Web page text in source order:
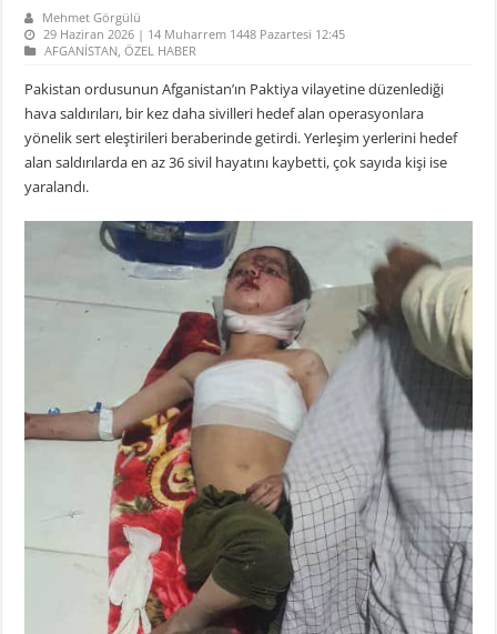
Mehmet Görgülü
29 Haziran 2026 | 14 Muharrem 1448 Pazartesi 12:45
AFGANİSTAN,ÖZEL HABER
Pakistan ordusunun Afganistan’ın Paktiya vilayetine düzenlediği
hava saldırıları, bir kez daha sivilleri hedef alan operasyonlara
yönelik sert eleştirileri beraberinde getirdi. Yerleşim yerlerini hedef
alan saldırılarda en az 36 sivil hayatını kaybetti, çok sayıda kişi ise
yaralandı.